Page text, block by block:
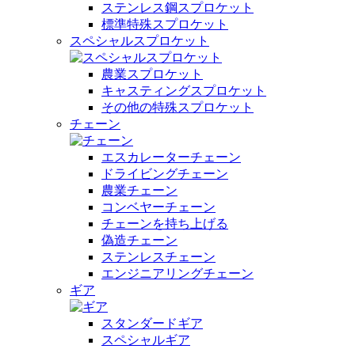
ステンレス鋼スプロケット
標準特殊スプロケット
スペシャルスプロケット
農業スプロケット
キャスティングスプロケット
その他の特殊スプロケット
チェーン
エスカレーターチェーン
ドライビングチェーン
農業チェーン
コンベヤーチェーン
チェーンを持ち上げる
偽造チェーン
ステンレスチェーン
エンジニアリングチェーン
ギア
スタンダードギア
スペシャルギア